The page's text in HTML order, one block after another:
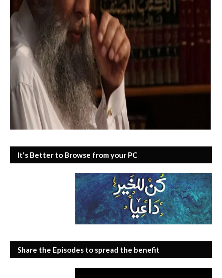
It's Better to Browse from your PC
Share the Episodes to spread the benefit